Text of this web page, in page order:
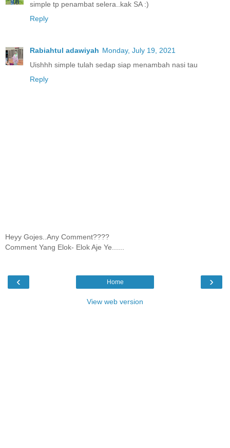
simple tp penambat selera..kak SA :)
Reply
Rabiahtul adawiyah Monday, July 19, 2021
Uishhh simple tulah sedap siap menambah nasi tau
Reply
Heyy Gojes..Any Comment????
Comment Yang Elok- Elok Aje Ye......
‹ ›
Home
View web version